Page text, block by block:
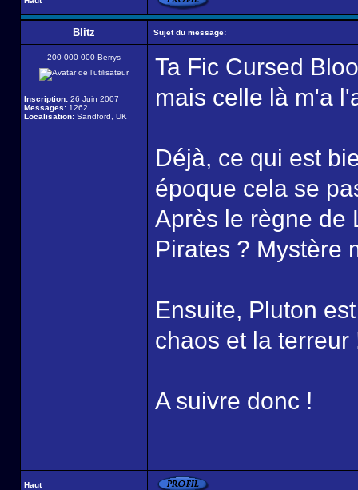
Blitz Sujet du message:
200 000 000 Berrys
Inscription: 26 Juin 2007
Messages: 1262
Localisation: Sandford, UK
Ta Fic Cursed
mais celle là m'a
Déjà, ce qui est
époque cela se
Après le règne de
Pirates ? Mystère
Ensuite, Pluton
chaos et la terreur
A suivre donc !
Haut